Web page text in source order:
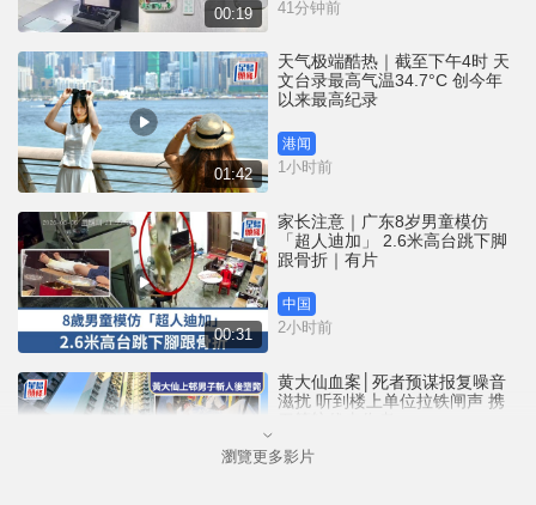
00:19 41分钟前
01:42
天气极端酷热｜截至下午4时 天
文台录最高气温34.7°C 创今年
以来最高纪录
港闻
1小时前
00:31
家长注意｜广东8岁男童模仿
「超人迪加」 2.6米高台跳下脚
跟骨折｜有片
中国
2小时前
黄大仙血案│死者预谋报复噪音
滋扰 听到楼上单位拉铁闸声 携
港闻
瀏覽更多影片